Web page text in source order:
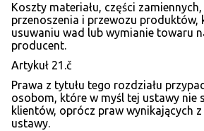
Koszty materiału, części
przenoszenia i przewozu produktów,
usuwaniu wad lub wymianie towaru
producent.
Artykuł 21.č
Prawa z tytułu tego rozdziału
osobom, które w myśl tej ustawy nie
klientów, oprócz praw wynikających z
ustawy.